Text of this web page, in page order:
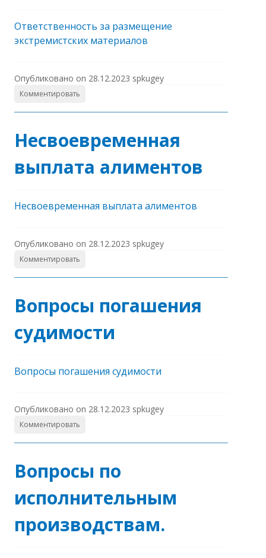
Ответственность за размещение
экстремистских материалов
Опубликовано on 28.12.2023 spkugey
Комментировать
Несвоевременная
выплата алиментов
Несвоевременная выплата алиментов
Опубликовано on 28.12.2023 spkugey
Комментировать
Вопросы погашения
судимости
Вопросы погашения судимости
Опубликовано on 28.12.2023 spkugey
Комментировать
Вопросы по
исполнительным
производствам.